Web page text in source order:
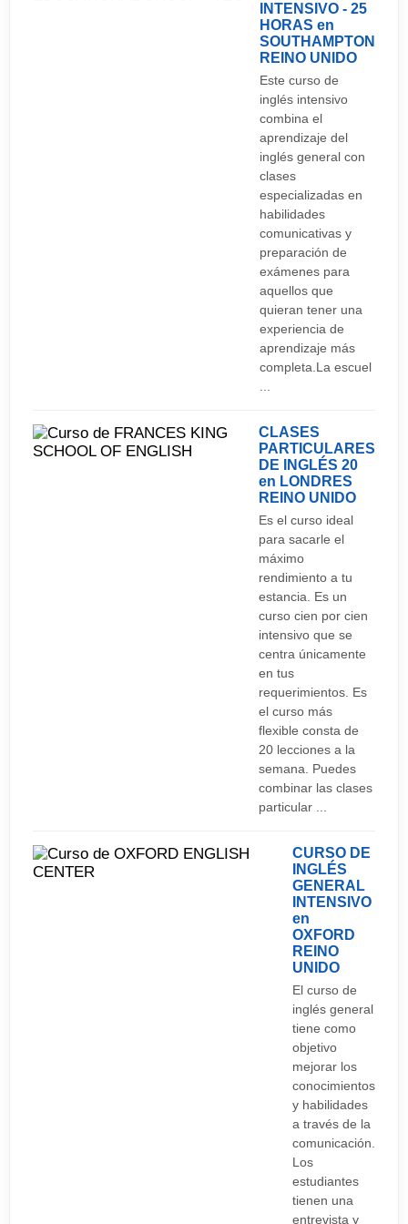
INTENSIVO - 25
HORAS en
SOUTHAMPTON
REINO UNIDO
Este curso de
inglés intensivo
combina el
aprendizaje del
inglés general con
clases
especializadas en
habilidades
comunicativas y
preparación de
exámenes para
aquellos que
quieran tener una
experiencia de
aprendizaje más
completa.La escuel
CLASES
PARTICULARES
DE INGLÉS 20
en LONDRES
REINO UNIDO
Es el curso ideal
para sacarle el
máximo
rendimiento a tu
estancia. Es un
curso cien por cien
intensivo que se
centra únicamente
en tus
requerimientos. Es
el curso más
flexible consta de
20 lecciones a la
semana. Puedes
combinar las clases
particular ...
CURSO DE
INGLÉS
GENERAL
INTENSIVO
en
OXFORD
REINO
UNIDO
El curso de
inglés general
tiene como
objetivo
mejorar los
conocimientos
y habilidades
a través de la
comunicación.
Los
estudiantes
tienen una
entrevista y